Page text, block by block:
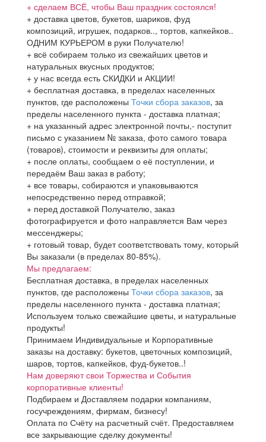
+ сделаем ВСЁ, чтобы Ваш праздник состоялся!
+ доставка цветов, букетов, шариков, фуд
композиций, игрушек, подарков.., тортов, капкейков..
ОДНИМ КУРЬЕРОМ в руки Получателю!
+ всё собираем только из свежайших цветов и
натуральных вкусных продуктов;
+ у нас всегда есть СКИДКИ и АКЦИИ!
+ бесплатная доставка, в пределах населенных
пунктов, где расположены Точки сбора заказов, за
пределы населенного пункта - доставка платная;
+ на указанный адрес электронной почты,- поступит
письмо с указанием № заказа, фото самого товара
(товаров), стоимости и реквизиты для оплаты;
+ после оплаты, сообщаем о её поступлении, и
передаём Ваш заказ в работу;
+ все товары, собираются и упаковываются
непосредственно перед отправкой;
+ перед доставкой Получателю, заказ
фотографируется и фото направляется Вам через
мессенджеры;
+ готовый товар, будет соответствовать тому, который
Вы заказали (в пределах 80-85%).
Мы предлагаем:
Бесплатная доставка, в пределах населенных
пунктов, где расположены Точки сбора заказов, за
пределы населенного пункта - доставка платная;
Используем только свежайшие цветы, и натуральные
продукты!
Принимаем Индивидуальные и Корпоративные
заказы на доставку: букетов, цветочных композиций,
шаров, тортов, капкейков, фуд-букетов..!
Нам доверяют свои Торжества и События
корпоративные клиенты!
Подбираем и Доставляем подарки компаниям,
госучреждениям, фирмам, бизнесу!
Оплата по Счёту на расчетный счёт. Предоставляем
все закрывающие сделку документы!